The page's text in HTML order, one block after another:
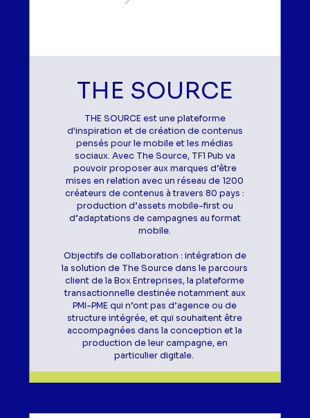
THE SOURCE
THE SOURCE est une plateforme
d'inspiration et de création de contenus
pensés pour le mobile et les médias
sociaux. Avec The Source, TF1 Pub va
pouvoir proposer aux marques d’être
mises en relation avec un réseau de 1200
créateurs de contenus à travers 80 pays :
production d’assets mobile-first ou
d’adaptations de campagnes au format
mobile.
Objectifs de collaboration : intégration de
la solution de The Source dans le parcours
client de la Box Entreprises, la plateforme
transactionnelle destinée notamment aux
PMI-PME qui n’ont pas d’agence ou de
structure intégrée, et qui souhaitent être
accompagnées dans la conception et la
production de leur campagne, en
particulier digitale.